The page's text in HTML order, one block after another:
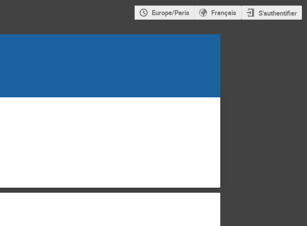
Europe/Paris Français S'authentifier